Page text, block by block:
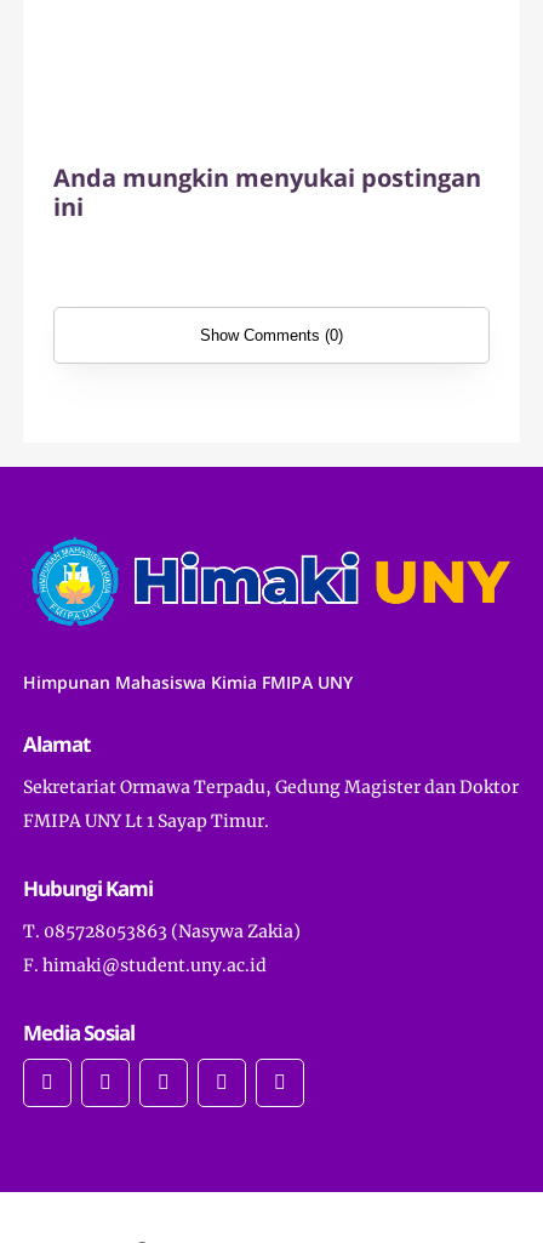
Anda mungkin menyukai postingan
ini
Show Comments (0)
Himpunan Mahasiswa Kimia FMIPA UNY
Alamat
Sekretariat Ormawa Terpadu, Gedung Magister dan Doktor
FMIPA UNY Lt 1 Sayap Timur.
Hubungi Kami
T. 085728053863 (Nasywa Zakia)
F. himaki@student.uny.ac.id
Media Sosial